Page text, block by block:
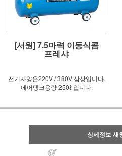
[서원] 7.5마력 이동식콤
프레샤
전기사양은220V / 380V 삼상입니다.
에어탱크용량 250ℓ 입니다.
상세정보 새